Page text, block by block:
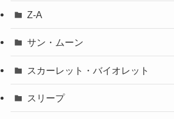
Z-A
サン・ムーン
スカーレット・バイオレット
スリープ